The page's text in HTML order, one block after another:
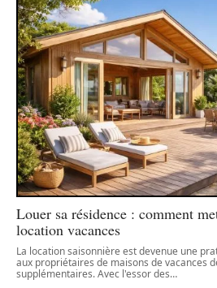
Louer sa résidence : comment
location vacances
La location saisonnière est devenue une
aux propriétaires de maisons de vacances
supplémentaires. Avec l'essor des…